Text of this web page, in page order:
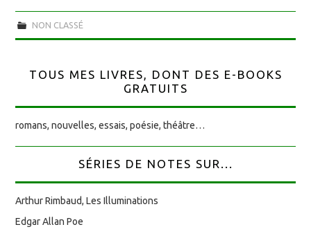
NON CLASSÉ
TOUS MES LIVRES, DONT DES E-BOOKS
GRATUITS
romans, nouvelles, essais, poésie, théâtre…
SÉRIES DE NOTES SUR...
Arthur Rimbaud, Les Illuminations
Edgar Allan Poe